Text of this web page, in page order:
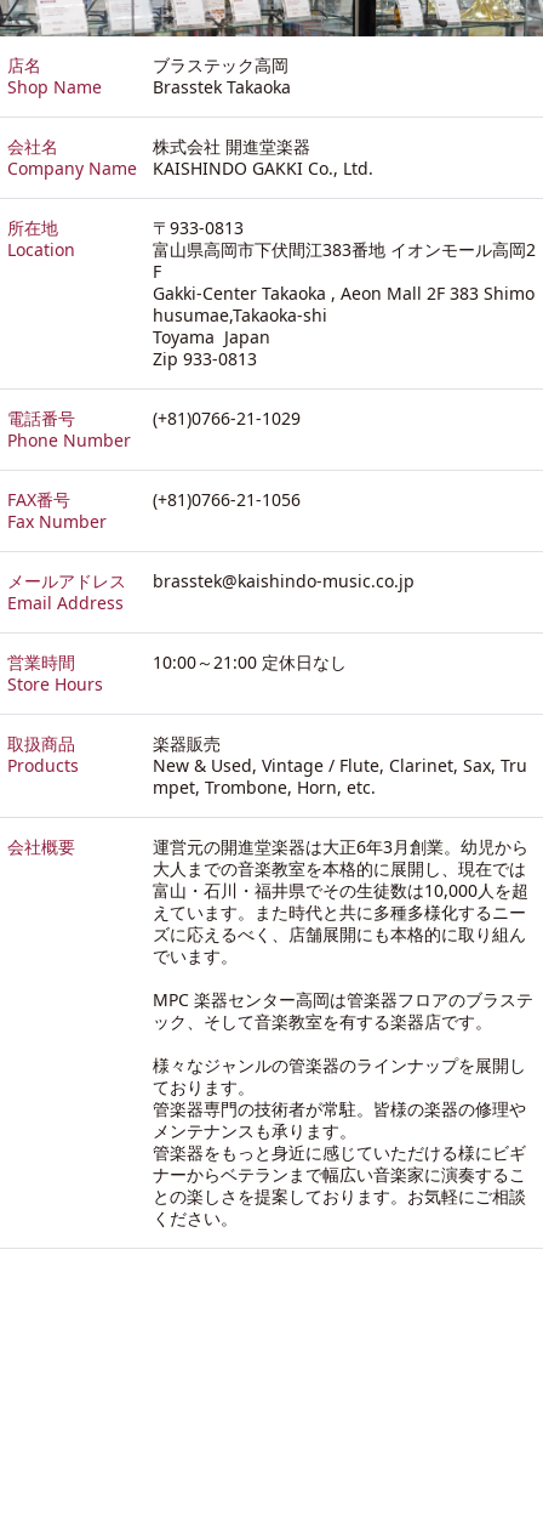
店名
Shop Name
ブラステック高岡
Brasstek Takaoka
会社名
Company Name
株式会社 開進堂楽器
KAISHINDO GAKKI Co., Ltd.
所在地
Location
〒933-0813
富山県高岡市下伏間江383番地 イオンモール高岡2
F
Gakki-Center Takaoka , Aeon Mall 2F 383 Shimo
husumae,Takaoka-shi
Toyama Japan
Zip 933-0813
電話番号
Phone Number
(+81)0766-21-1029
FAX番号
Fax Number
(+81)0766-21-1056
メールアドレス
Email Address
brasstek@kaishindo-music.co.jp
営業時間
Store Hours
10:00～21:00 定休日なし
取扱商品
Products
楽器販売
New & Used, Vintage / Flute, Clarinet, Sax, Tru
mpet, Trombone, Horn, etc.
会社概要
運営元の開進堂楽器は大正6年3月創業。幼児から
大人までの音楽教室を本格的に展開し、現在では
富山・石川・福井県でその生徒数は10,000人を超
えています。また時代と共に多種多様化するニー
ズに応えるべく、店舗展開にも本格的に取り組ん
でいます。
MPC 楽器センター高岡は管楽器フロアのブラステ
ック、そして音楽教室を有する楽器店です。
様々なジャンルの管楽器のラインナップを展開し
ております。
管楽器専門の技術者が常駐。皆様の楽器の修理や
メンテナンスも承ります。
管楽器をもっと身近に感じていただける様にビギ
ナーからベテランまで幅広い音楽家に演奏するこ
との楽しさを提案しております。お気軽にご相談
ください。